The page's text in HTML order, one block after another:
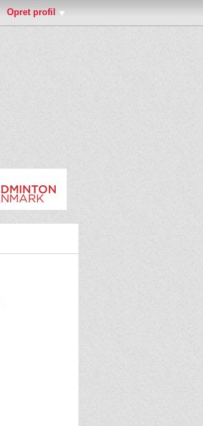
Opret profil